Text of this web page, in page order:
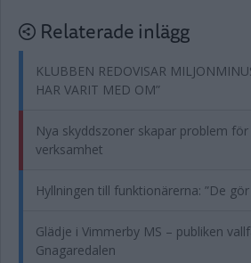
Relaterade inlägg
KLUBBEN REDOVISAR
HAR VARIT MED OM”
Nya skyddszoner skapar problem
verksamhet
Hyllningen till funktionärerna: ”De
Glädje i Vimmerby MS – publiken
Gnagaredalen